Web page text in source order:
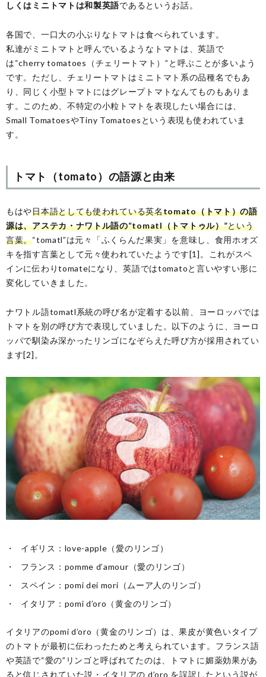
しくはミニトマトは和製英語であるというお話。
各国で、一口大の小ぶりなトマトは食べられています。
私達がミニトマトと呼んでいるようなトマトは、英語で
は“cherry tomatoes（チェリートマト）”と呼ぶことが多いよう
です。ただし、チェリートマトはミニトマト系の品種名でもあ
り、同じく小型トマトにはグレープトマトなんてものもありま
す。このため、不特定の小粒トマトを表現したい場合には、
Small TomatoesやTiny Tomatoesという表現も使われていま
す。
トマト（tomato）の語源と由来
もはや日本語としても使われている英名tomato（トマト）の語
源は、アステカ・ナワトル語の“tomatl（トマトゥル）”という
言葉。“tomatl”は元々「ふくらんだ果実」を意味し、食用ホオズ
キを指す言葉として元々使われていたようです[1]。これがスペ
インに伝わりtomateになり、英語ではtomatoと言いやすい形に
変化していきました。
ナワトル語tomatl系統の呼び名が定着する以前、ヨーロッパでは
トマトを別の呼び方で表現していました。以下のように、ヨーロ
ッパで馴染み深かったリンゴになぞらえた呼び方が採用されてい
ます[2]。
イギリス：love-apple（愛のリンゴ）
フランス：pomme d’amour（愛のリンゴ）
スペイン：pomi dei mori（ムーア人のリンゴ）
イタリア：pomi d’oro（黄金のリンゴ）
イタリアのpomi d’oro（黄金のリンゴ）は、果皮が黄色いタイプ
のトマトが最初に伝わったためと考えられています。フランス語
や英語で“愛の”リンゴと呼ばれてたのは、トマトに媚薬効果があ
ると信じされていた説・イタリアの d’oro を誤訳したという説が